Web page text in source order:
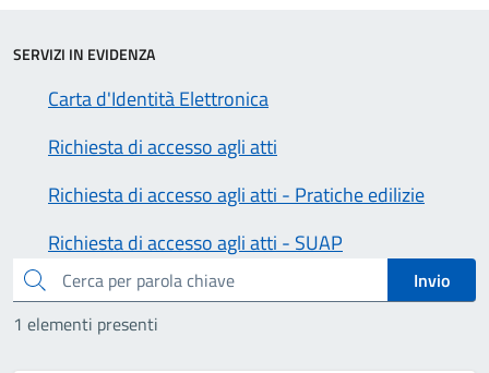
cerca
Invio
1 elementi presenti
SERVIZI IN EVIDENZA
Carta d'Identità Elettronica
Richiesta di accesso agli atti
Richiesta di accesso agli atti - Pratiche edilizie
Richiesta di accesso agli atti - SUAP